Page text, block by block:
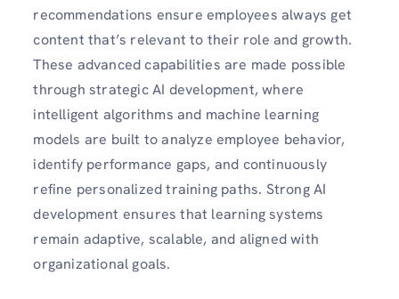
recommendations ensure employees always get
content that’s relevant to their role and growth.
These advanced capabilities are made possible
through strategic AI development, where
intelligent algorithms and machine learning
models are built to analyze employee behavior,
identify performance gaps, and continuously
refine personalized training paths. Strong AI
development ensures that learning systems
remain adaptive, scalable, and aligned with
organizational goals.